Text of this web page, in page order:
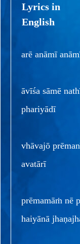
Lyrics in
English
arē anāmī
āvīśa sāmē
phariyādī
vhāvajō
avatārī
prēmamāṁ nē
haiyānā